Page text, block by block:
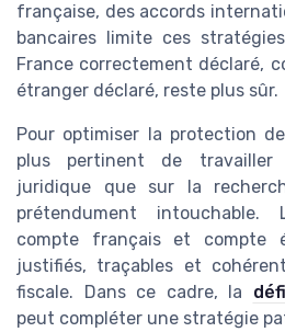
française, des accords
bancaires limite ces
France correctement déclaré,
étranger déclaré, reste plus sûr.
Pour optimiser la protection
plus pertinent de
juridique que sur la
prétendument intouchable.
compte français et compte
justifiés, traçables et
fiscale. Dans ce cadre, la
peut compléter une stratégie